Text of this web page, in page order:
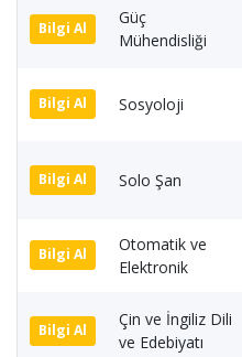
Bilgi Al
Güç
Mühendisliği
Bilgi Al Sosyoloji
Bilgi Al Solo Şan
Bilgi Al
Otomatik ve
Elektronik
Bilgi Al
Çin ve İngiliz Dili
ve Edebiyatı